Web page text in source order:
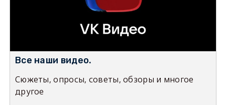
Все наши видео.
Сюжеты, опросы, советы, обзоры и многое
другое